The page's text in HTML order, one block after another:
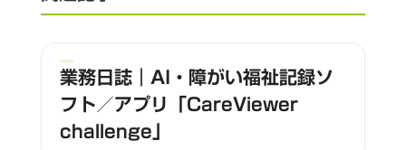
業務日誌｜AI・障がい福祉記録ソ
フト／アプリ「CareViewer
challenge」